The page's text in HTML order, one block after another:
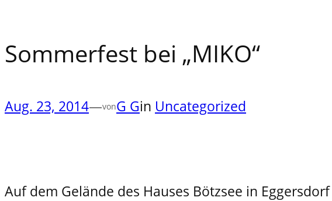
Sommerfest bei „MIKO“
Aug. 23, 2014—vonG Gin Uncategorized
Auf dem Gelände des Hauses Bötzsee in